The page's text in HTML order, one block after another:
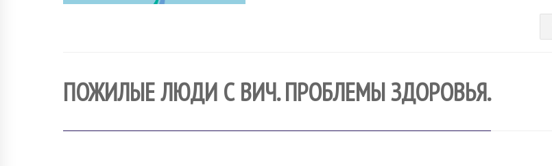
ПОЖИЛЫЕ ЛЮДИ С ВИЧ. ПРОБЛЕМЫ ЗДОРОВЬЯ.